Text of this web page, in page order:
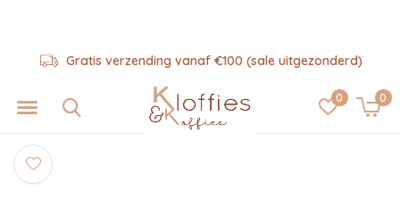
0 0
Gratis verzending vanaf €100 (sale uitgezonderd)